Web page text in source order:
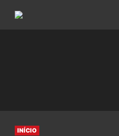
INÍCIO